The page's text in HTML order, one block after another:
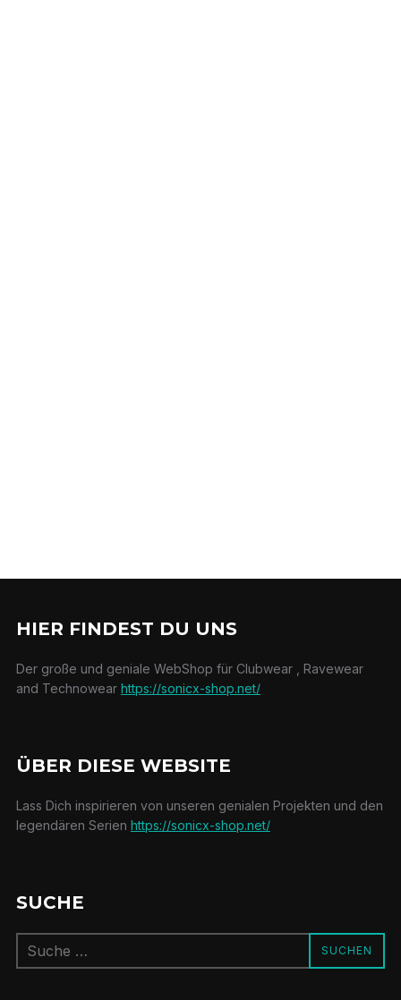
HIER FINDEST DU UNS
Der große und geniale WebShop für Clubwear , Ravewear
and Technowear https://sonicx-shop.net/
ÜBER DIESE WEBSITE
Lass Dich inspirieren von unseren genialen Projekten und den
legendären Serien https://sonicx-shop.net/
SUCHE
nach:
SUCHEN